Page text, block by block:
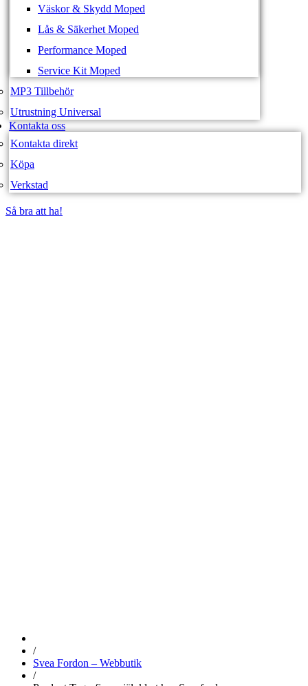
Väskor & Skydd Moped
Lås & Säkerhet Moped
Performance Moped
Service Kit Moped
MP3 Tillbehör
Utrustning Universal
Kontakta oss
Kontakta direkt
Köpa
Verkstad
Så bra att ha!
/
Svea Fordon – Webbutik
/